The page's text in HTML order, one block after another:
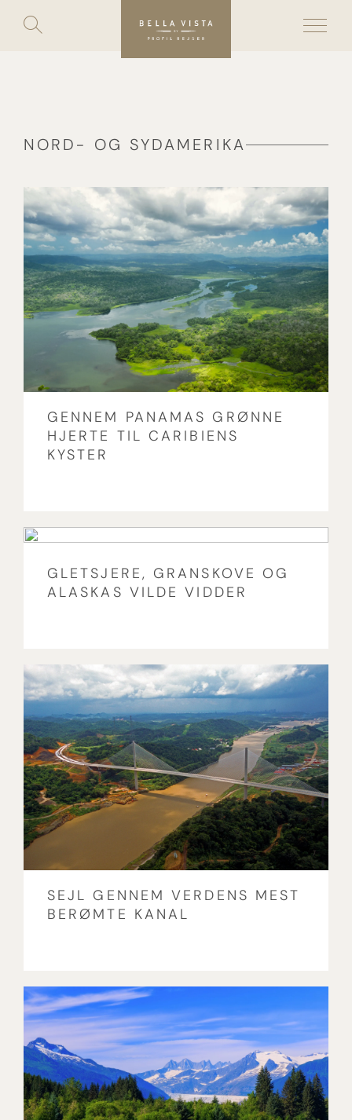
Skip
Toggle
search
NORD- OG SYDAMERIKA
GENNEM PANAMAS GRØNNE
HJERTE TIL CARIBIENS
KYSTER
GLETSJERE, GRANSKOVE OG
ALASKAS VILDE VIDDER
SEJL GENNEM VERDENS MEST
BERØMTE KANAL